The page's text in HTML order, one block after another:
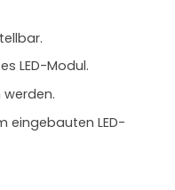
LED-Modul.
eingebauten LED-